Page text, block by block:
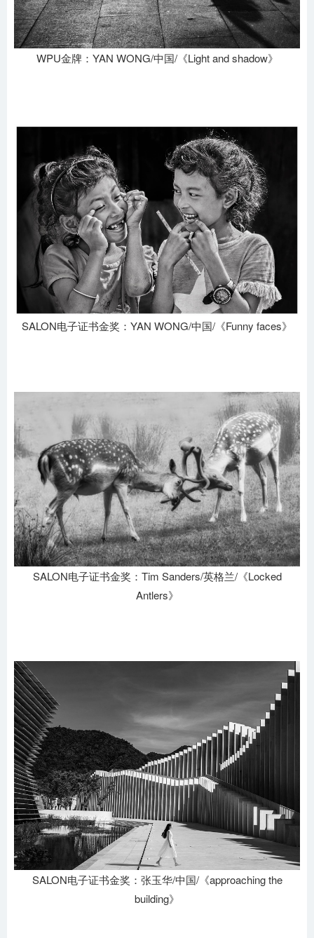
WPU金牌：YAN WONG/中国/《Light and shadow》
SALON电子证书金奖：YAN WONG/中国/《Funny faces》
SALON电子证书金奖：Tim Sanders/英格兰/《Locked
Antlers》
SALON电子证书金奖：张玉华/中国/《approaching the
building》